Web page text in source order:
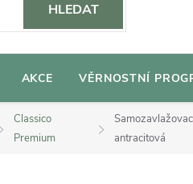
HLEDAT
AKCE VĚRNOSTNÍ
Classico
Premium
antracitová